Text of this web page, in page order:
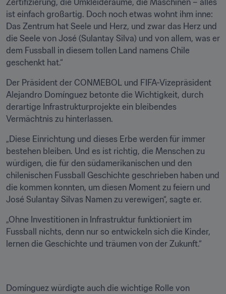
ist einfach großartig. Doch noch etwas wohnt ihm inne:
Das Zentrum hat Seele und Herz, und zwar das Herz und
die Seele von José (Sulantay Silva) und von allem, was er
dem Fussball in diesem tollen Land namens Chile
geschenkt hat.“
Der Präsident der CONMEBOL und FIFA-Vizepräsident
Alejandro Domínguez betonte die Wichtigkeit, durch
derartige Infrastrukturprojekte ein bleibendes
Vermächtnis zu hinterlassen.
„Diese Einrichtung und dieses Erbe werden für immer
bestehen bleiben. Und es ist richtig, die Menschen zu
würdigen, die für den südamerikanischen und den
chilenischen Fussball Geschichte geschrieben haben und
die kommen konnten, um diesen Moment zu feiern und
José Sulantay Silvas Namen zu verewigen“, sagte er.
„Ohne Investitionen in Infrastruktur funktioniert im
Fussball nichts, denn nur so entwickeln sich die Kinder,
lernen die Geschichte und träumen von der Zukunft.“